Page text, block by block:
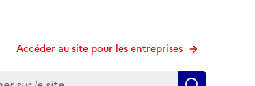
Accéder au site pour les entreprises